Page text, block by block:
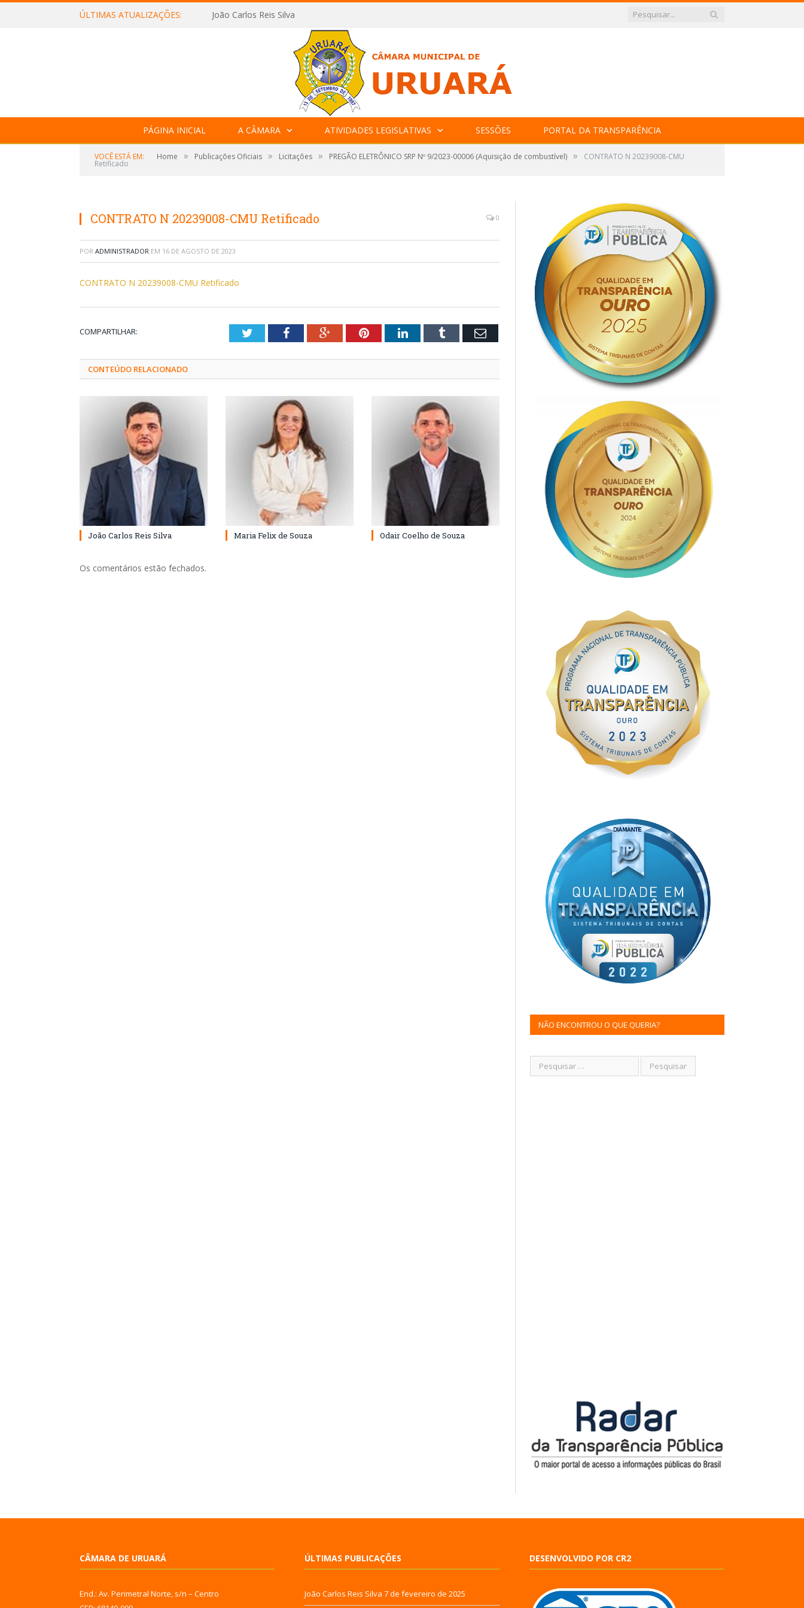
ÚLTIMAS ATUALIZAÇÕES: João Carlos Reis Silva
PÁGINA INICIAL A CÂMARA ATIVIDADES LEGISLATIVAS SESSÕES PORTAL DA TRANSPARÊNCIA
VOCÊ ESTÁ EM: Home » Publicações Oficiais » Licitações » PREGÃO ELETRÔNICO SRP Nº 9/2023-00006 (Aquisição de combustível) » CONTRATO N 20239008-CMU
Retificado
CONTRATO N 20239008-CMU Retificado 0
POR ADMINISTRADOR EM 16 DE AGOSTO DE 2023
CONTRATO N 20239008-CMU Retificado
COMPARTILHAR: TwitterFacebookGoogle+PinterestLinkedInTumblr Email
CONTEÚDO RELACIONADO
João Carlos Reis Silva Maria Felix de Souza Odair Coelho de Souza
Os comentários estão fechados.
NÃO ENCONTROU O QUE QUERIA?
CÂMARA DE URUARÁ
End.: Av. Perimetral Norte, s/n – Centro
ÚLTIMAS PUBLICAÇÕES
João Carlos Reis Silva 7 de fevereiro de 2025
DESENVOLVIDO POR CR2